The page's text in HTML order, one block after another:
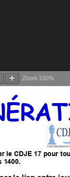
Zoom 100%